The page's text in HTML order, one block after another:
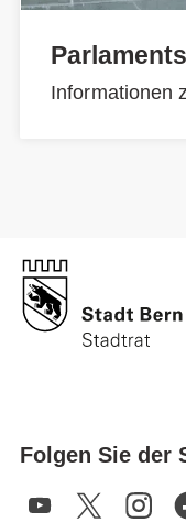
Informationen
Folgen Sie der